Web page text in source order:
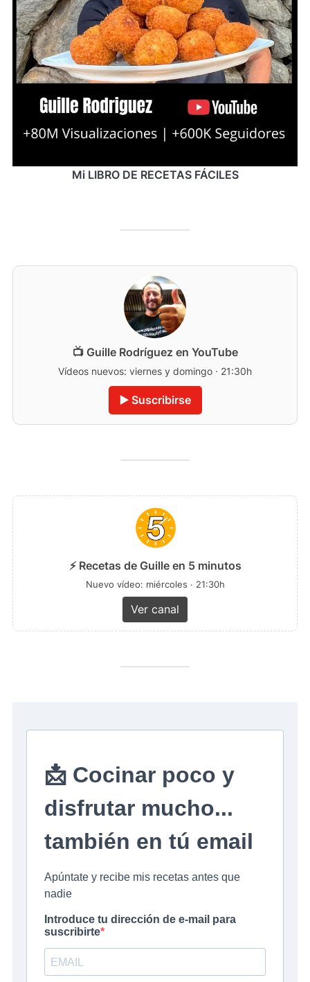
Mi LIBRO DE RECETAS FÁCILES
📺 Guille Rodríguez en YouTube
Vídeos nuevos: viernes y domingo · 21:30h
▶️ Suscribirse
⚡ Recetas de Guille en 5 minutos
Nuevo vídeo: miércoles · 21:30h
Ver canal